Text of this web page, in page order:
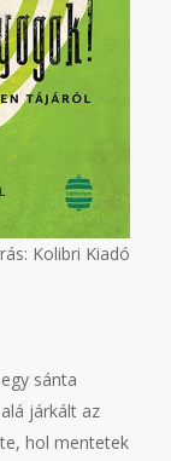
Kolibri Kiadó
sánta
járkált az
hol mentetek